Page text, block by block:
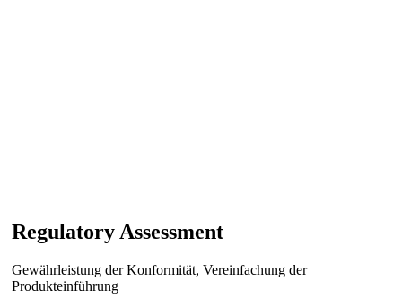
Regulatory Assessment
Gewährleistung der Konformität, Vereinfachung der
Produkteinführung